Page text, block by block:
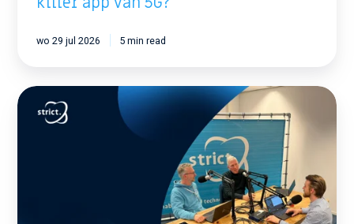
wo 29 jul 2026 5 min read
ISAC,
nieuwe